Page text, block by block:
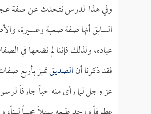
وفي هذا الدرس نتحدث عن صفة
السابق أنها صفة صعبة وعسيرة،
عباده، ولذلك فإننا لم نضعها في
فقد ذكرنا أنالصديقتميز بأربع
عز وجل لما رأى منه حباً جارفاً